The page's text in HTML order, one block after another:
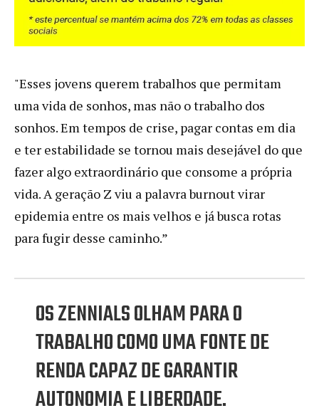
"Esses jovens querem trabalhos que permitam
uma vida de sonhos, mas não o trabalho dos
sonhos. Em tempos de crise, pagar contas em dia
e ter estabilidade se tornou mais desejável do que
fazer algo extraordinário que consome a própria
vida. A geração Z viu a palavra burnout virar
epidemia entre os mais velhos e já busca rotas
para fugir desse caminho.”
OS ZENNIALS OLHAM PARA O
TRABALHO COMO UMA FONTE DE
RENDA CAPAZ DE GARANTIR
AUTONOMIA E LIBERDADE.